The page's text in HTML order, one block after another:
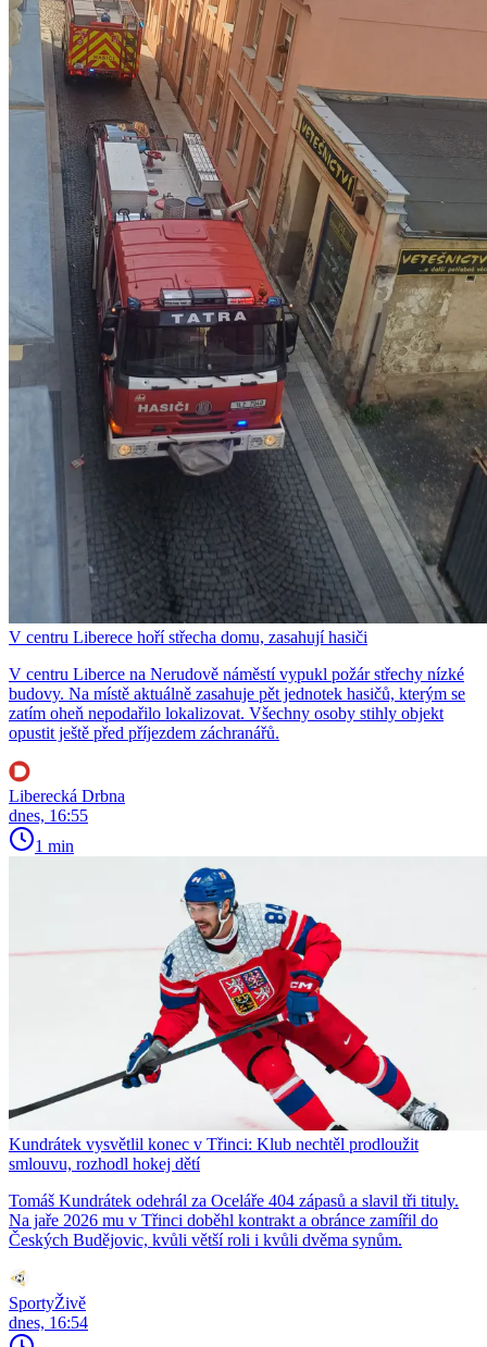
V centru Liberece hoří střecha domu, zasahují hasiči
V centru Liberce na Nerudově náměstí vypukl požár střechy nízké
budovy. Na místě aktuálně zasahuje pět jednotek hasičů, kterým se
zatím oheň nepodařilo lokalizovat. Všechny osoby stihly objekt
opustit ještě před příjezdem záchranářů.
Liberecká Drbna
dnes, 16:55
1 min
Kundrátek vysvětlil konec v Třinci: Klub nechtěl prodloužit
smlouvu, rozhodl hokej dětí
Tomáš Kundrátek odehrál za Oceláře 404 zápasů a slavil tři tituly.
Na jaře 2026 mu v Třinci doběhl kontrakt a obránce zamířil do
Českých Budějovic, kvůli větší roli i kvůli dvěma synům.
SportyŽivě
dnes, 16:54